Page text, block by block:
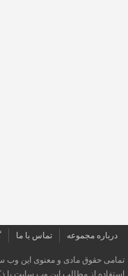
درباره مجموعه تماس با ما
تمامی حقوق مادی و معنوی این وب
استفاده از مطالب این وب سایت با